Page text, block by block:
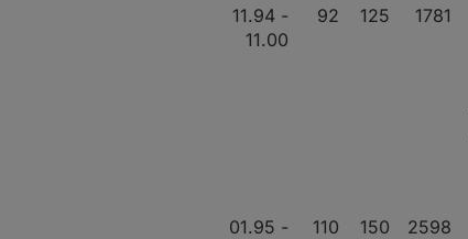
11.94 -
11.00
92 125 1781
01.95 -
110 150 2598